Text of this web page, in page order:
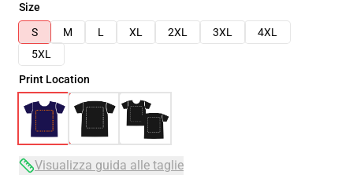
Size
S
M L XL 2XL 3XL
4XL
5XL
Print Location
Visualizza guida alle taglie